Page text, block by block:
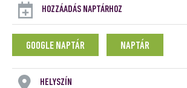
HOZZÁADÁS NAPTÁRHOZ
GOOGLE NAPTÁR NAPTÁR
HELYSZÍN